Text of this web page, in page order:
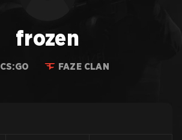
frozen
CS:GO FAZE CLAN